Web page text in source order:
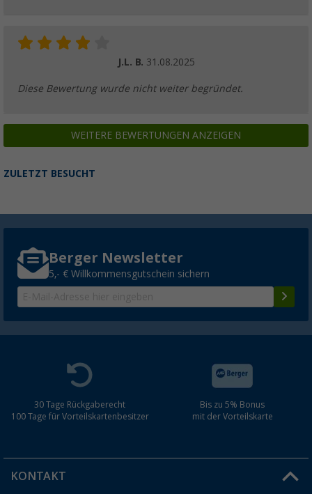
J.L. B. 31.08.2025
Diese Bewertung wurde nicht weiter begründet.
WEITERE BEWERTUNGEN ANZEIGEN
ZULETZT BESUCHT
Berger Newsletter
5,- € Willkommensgutschein sichern
30 Tage Rückgaberecht
100 Tage für Vorteilskartenbesitzer
Bis zu 5% Bonus
mit der Vorteilskarte
KONTAKT